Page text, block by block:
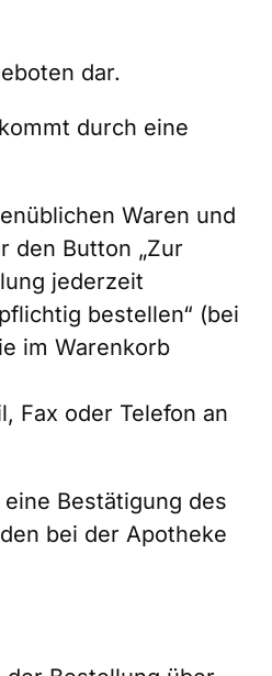
dar.
durch eine
Waren und
den Button „Zur
jederzeit
bestellen“ (bei
im Warenkorb
Fax oder Telefon an
Bestätigung des
bei der Apotheke